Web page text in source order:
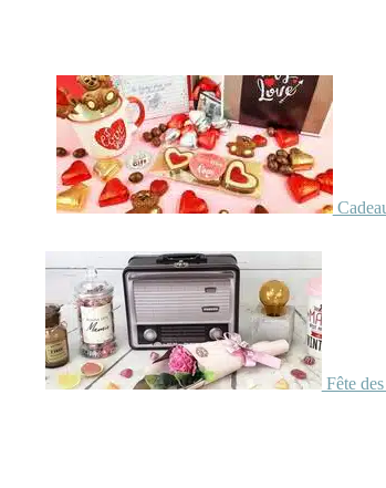
Fête